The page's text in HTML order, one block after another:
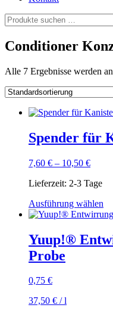
Suchen
nach:
Conditioner
Alle 7 Ergebnisse werden
Spender für
7,60 € – 10,50 €
Lieferzeit: 2-3 Tage
Ausführung wählen
Yuup!®
Probe
0,75 €
37,50 € /l